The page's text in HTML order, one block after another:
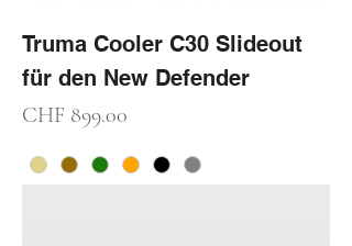
Truma Cooler C30 Slideout
für den New Defender
Preis
CHF 899.00